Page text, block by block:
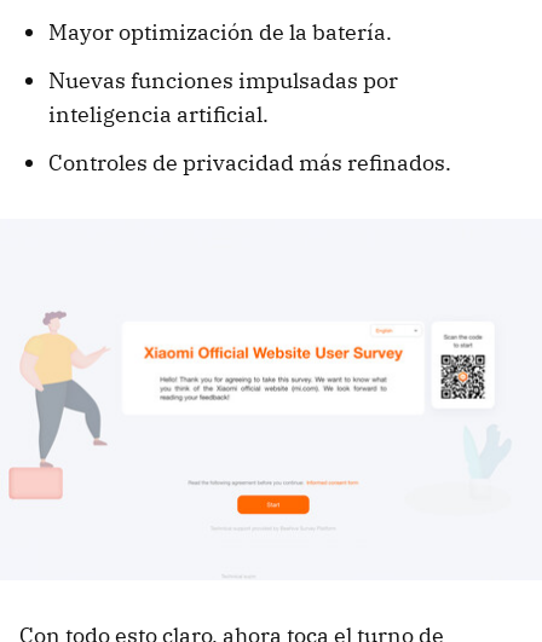
Mayor optimización de la batería.
Nuevas funciones impulsadas por
inteligencia artificial.
Controles de privacidad más refinados.
Con todo esto claro, ahora toca el turno de